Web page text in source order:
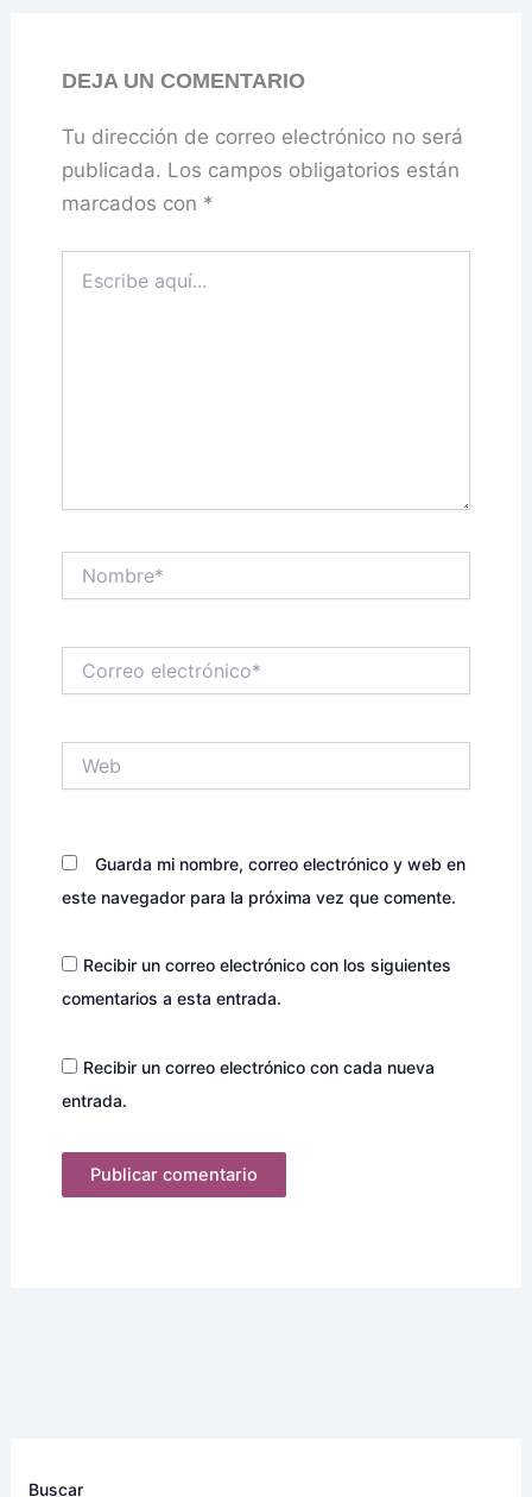
DEJA UN COMENTARIO
Tu dirección de correo electrónico no será
publicada. Los campos obligatorios están
marcados con *
aquí...
electrónico*
Guarda mi nombre, correo electrónico y web en
este navegador para la próxima vez que comente.
Recibir un correo electrónico con los siguientes
comentarios a esta entrada.
Recibir un correo electrónico con cada nueva
entrada.
Buscar